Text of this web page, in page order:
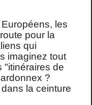
les
pour la
qui
imaginez tout
"itinéraires de
?
la ceinture